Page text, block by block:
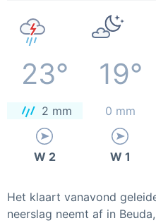
23° 19°
2 mm 0 mm
W 2 W 1
Het klaart vanavond
neerslag neemt af in